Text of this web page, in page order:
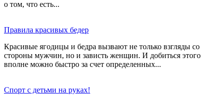
о том, что есть...
Правила красивых бедер
Красивые ягодицы и бедра вызвают не только взгляды со
стороны мужчин, но и зависть женщин. И добиться этого
вполне можно быстро за счет определенных...
Спорт с детьми на руках!